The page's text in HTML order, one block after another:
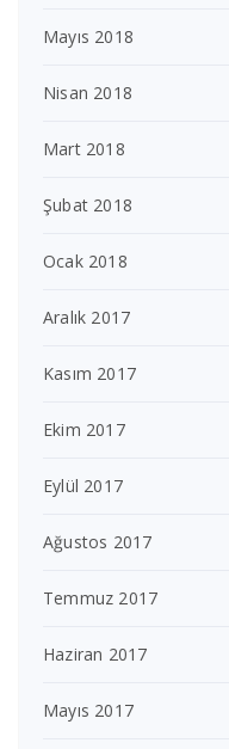
Mayıs 2018
Nisan 2018
Mart 2018
Şubat 2018
Ocak 2018
Aralık 2017
Kasım 2017
Ekim 2017
Eylül 2017
Ağustos 2017
Temmuz 2017
Haziran 2017
Mayıs 2017